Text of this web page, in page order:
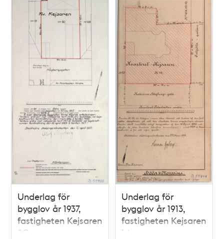
Underlag för
bygglov år 1937,
fastigheten Kejsaren
20
Underlag för
bygglov år 1913,
fastigheten Kejsaren
14